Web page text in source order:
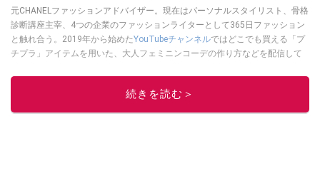
元CHANELファッションアドバイザー。現在はパーソナルスタイリスト、骨格
診断講座主宰、4つの企業のファッションライターとして365日ファッション
と触れ合う。2019年から始めたYouTubeチャンネルではどこでも買える「プ
チプラ」アイテムを用いた、大人フェミニンコーデの作り方などを配信して
このイチオシストの他の記事を読む
続きを読む＞